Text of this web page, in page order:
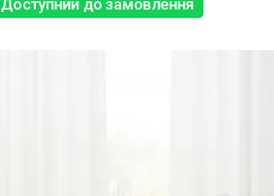
Доступний до замовлення